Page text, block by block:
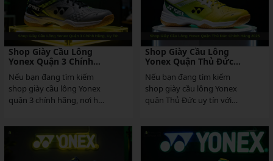
Shop Giày Cầu Lông
Yonex Quận 3 Chính
Hãng, Uy Tín
Nếu bạn đang tìm kiếm
shop giày cầu lông Yonex
quận 3 chính hãng, nơi hội
Shop Giày Cầu Lông
Yonex Quận Thủ Đức
Chính Hãng 2025
Nếu bạn đang tìm kiếm
shop giày cầu lông Yonex
quận Thủ Đức uy tín với